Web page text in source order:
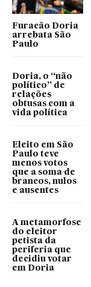
Furacão Doria
arrebata São
Paulo
Doria, o “não
político” de
relações
obtusas com a
vida política
Eleito em São
Paulo teve
menos votos
que a soma de
brancos, nulos
e ausentes
A metamorfose
do eleitor
petista da
periferia que
decidiu votar
em Doria